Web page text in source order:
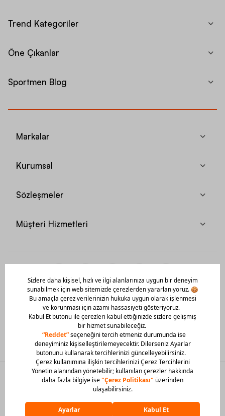
Trend Kategoriler
Öne Çıkanlar
Sportmen Blog
Markalar
Kurumsal
Sözleşmeler
Müşteri Hizmetleri
Mobil Uygulamamızı Hemen İndir!
© 2026 Barcin Tüm Hakları Saklıdır